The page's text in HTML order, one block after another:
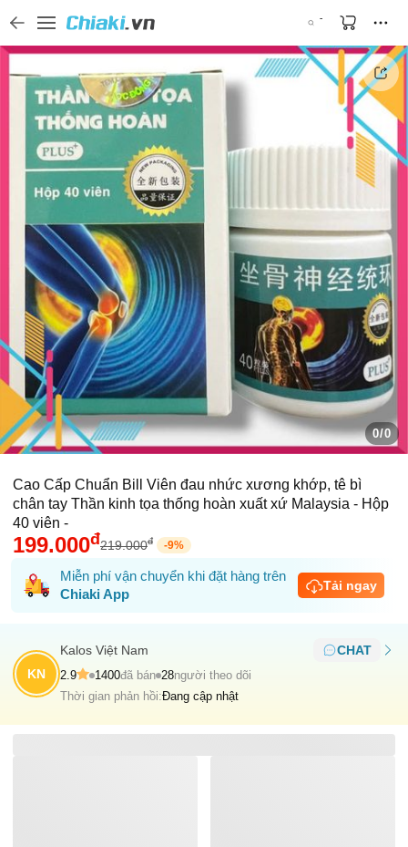
0/0
Cao Cấp Chuẩn Bill Viên đau nhức xương khớp, tê bì
chân tay Thần kinh tọa thống hoàn xuất xứ Malaysia - Hộp
40 viên -
199.000đ219.000đ -9%
Miễn phí vận chuyển khi đặt hàng trên
Chiaki App
Tải ngay
KN
Kalos Việt Nam CHAT
2.9 1400đã bán 28người theo dõi
Thời gian phản hồi:Đang cập nhật